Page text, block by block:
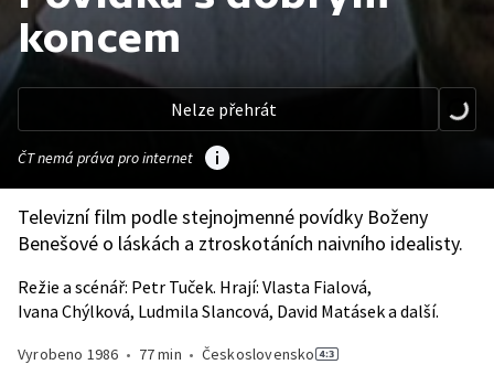
koncem
Nelze přehrát
ČT nemá práva pro internet
Televizní film podle stejnojmenné povídky Boženy
Benešové o láskách a ztroskotáních naivního idealisty.
Režie a scénář: Petr Tuček. Hrají: Vlasta Fialová,
Ivana Chýlková, Ludmila Slancová, David Matásek a další.
Vyrobeno 1986 • 77 min • Československo